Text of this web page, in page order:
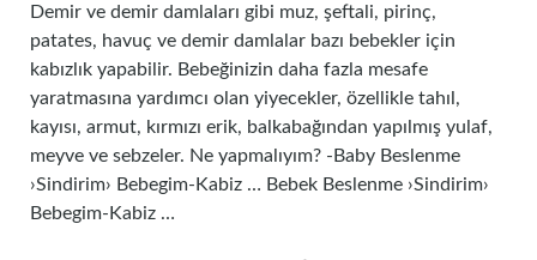
Demir ve demir damlaları gibi muz, şeftali, pirinç,
patates, havuç ve demir damlalar bazı bebekler için
kabızlık yapabilir. Bebeğinizin daha fazla mesafe
yaratmasına yardımcı olan yiyecekler, özellikle tahıl,
kayısı, armut, kırmızı erik, balkabağından yapılmış yulaf,
meyve ve sebzeler. Ne yapmalıyım? -Baby Beslenme
›Sindirim› Bebegim-Kabiz … Bebek Beslenme ›Sindirim›
Bebegim-Kabiz …